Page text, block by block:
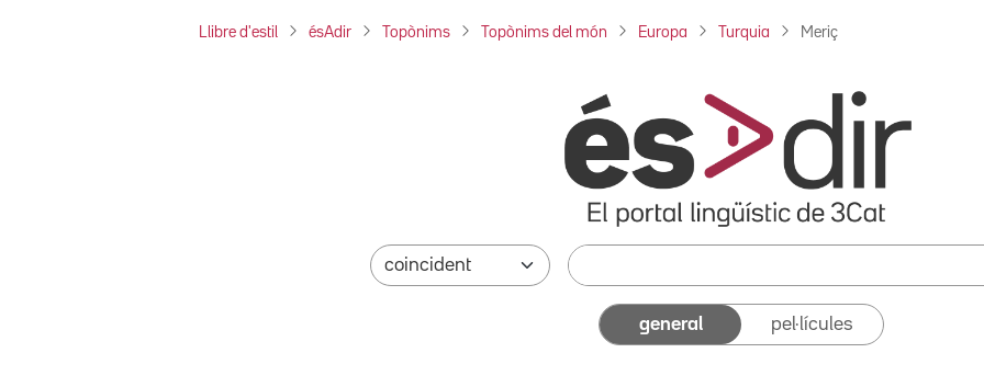
Llibre d'estil ésAdir Topònims Topònims del món Europa Turquia Meriç
general pel·lícules